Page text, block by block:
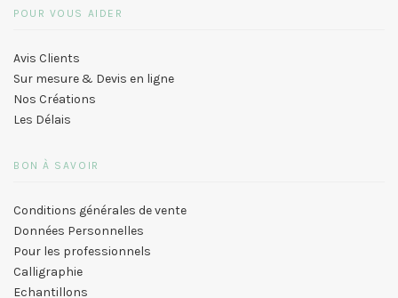
POUR VOUS AIDER
Avis Clients
Sur mesure & Devis en ligne
Nos Créations
Les Délais
BON À SAVOIR
Conditions générales de vente
Données Personnelles
Pour les professionnels
Calligraphie
Echantillons